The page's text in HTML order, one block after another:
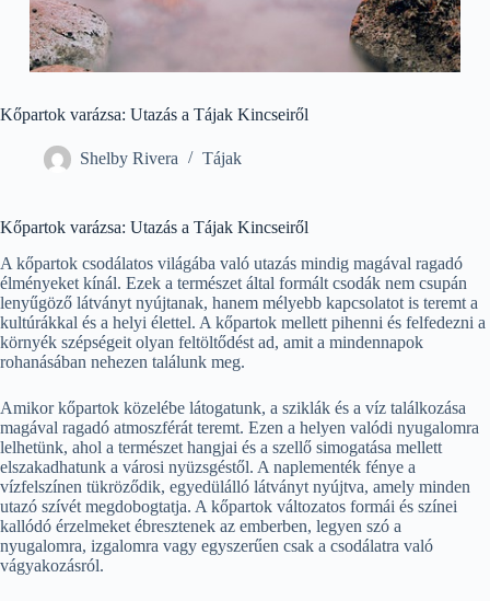
Kőpartok varázsa: Utazás a Tájak Kincseiről
Shelby Rivera Tájak
Kőpartok varázsa: Utazás a Tájak Kincseiről
A kőpartok csodálatos világába való utazás mindig magával ragadó
élményeket kínál. Ezek a természet által formált csodák nem csupán
lenyűgöző látványt nyújtanak, hanem mélyebb kapcsolatot is teremt a
kultúrákkal és a helyi élettel. A kőpartok mellett pihenni és felfedezni a
környék szépségeit olyan feltöltődést ad, amit a mindennapok
rohanásában nehezen találunk meg.
Amikor kőpartok közelébe látogatunk, a sziklák és a víz találkozása
magával ragadó atmoszférát teremt. Ezen a helyen valódi nyugalomra
lelhetünk, ahol a természet hangjai és a szellő simogatása mellett
elszakadhatunk a városi nyüzsgéstől. A naplementék fénye a
vízfelszínen tükröződik, egyedülálló látványt nyújtva, amely minden
utazó szívét megdobogtatja. A kőpartok változatos formái és színei
kallódó érzelmeket ébresztenek az emberben, legyen szó a
nyugalomra, izgalomra vagy egyszerűen csak a csodálatra való
vágyakozásról.